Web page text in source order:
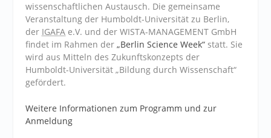
wissenschaftlichen Austausch. Die gemeinsame
Veranstaltung der Humboldt-Universität zu Berlin,
der IGAFA e.V. und der WISTA-MANAGEMENT GmbH
findet im Rahmen der„Berlin Science Week“ statt. Sie
wird aus Mitteln des Zukunftskonzepts der
Humboldt-Universität „Bildung durch Wissenschaft“
gefördert.
Weitere Informationen zum Programm und zur
Anmeldung